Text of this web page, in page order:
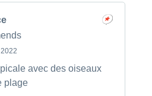
avec des oiseaux
plage